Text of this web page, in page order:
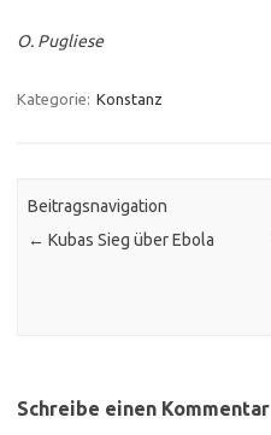
O. Pugliese
Kategorie: Konstanz
Beitragsnavigation
← Kubas Sieg über Ebola
Schreibe einen Kommentar